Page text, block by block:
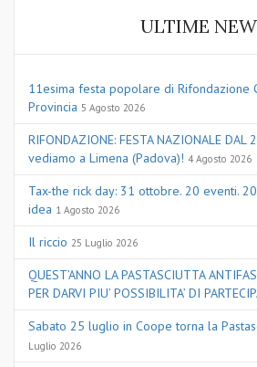
ULTIME
11esima festa popolare di Rifondazione
Provincia 5 Agosto 2026
RIFONDAZIONE: FESTA NAZIONALE DAL
vediamo a Limena (Padova)! 4 Agosto 2026
Tax-the rick day: 31 ottobre. 20 eventi.
idea 1 Agosto 2026
Il riccio 25 Luglio 2026
QUEST’ANNO LA PASTASCIUTTA
PER DARVI PIU’ POSSIBILITA’ DI
Sabato 25 luglio in Coope torna la
Luglio 2026